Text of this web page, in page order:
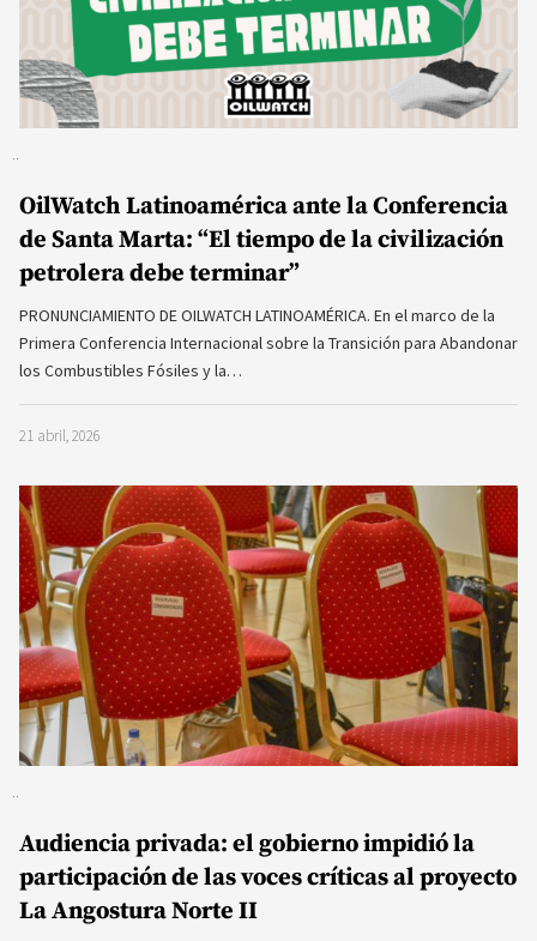
OilWatch Latinoamérica ante la Conferencia
de Santa Marta: “El tiempo de la civilización
petrolera debe terminar”
PRONUNCIAMIENTO DE OILWATCH LATINOAMÉRICA. En el marco de la
Primera Conferencia Internacional sobre la Transición para Abandonar
los Combustibles Fósiles y la…
21 abril, 2026
Audiencia privada: el gobierno impidió la
participación de las voces críticas al proyecto
La Angostura Norte II